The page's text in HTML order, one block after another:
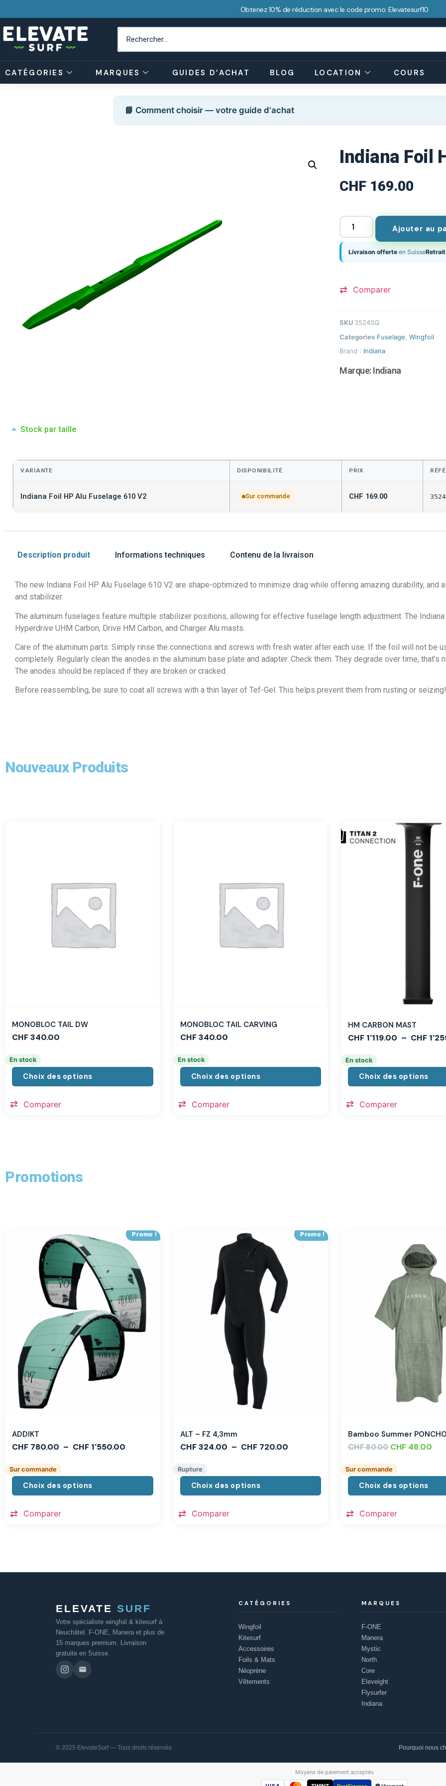
Obtenez 10% de réduction avec le code promo: Elevatesurf10
CATÉGORIES MARQUES GUIDES D’ACHAT BLOG LOCATION COURS
📘 Comment choisir — votre guide d'achat
Indiana Foil
CHF 169.00
Ajouter au
Livraison offerte en SuisseRetrait
Comparer
SKU 3524SQ
Categories Fuselage, Wingfoil
Brand : Indiana
Marque:Indiana
Stock par taille
VARIANTE DISPONIBILITÉ PRIX
Indiana Foil HP Alu Fuselage 610 V2 Sur commande CHF 169.00
Description produit Informations techniques Contenu de la livraison
The new Indiana Foil HP Alu Fuselage 610 V2 are shape-optimized to minimize drag while offering amazing durability,
and stabilizer.
The aluminum fuselages feature multiple stabilizer positions, allowing for effective fuselage length adjustment. The
Hyperdrive UHM Carbon, Drive HM Carbon, and Charger Alu masts.
Care of the aluminum parts: Simply rinse the connections and screws with fresh water after each use. If the foil will not
completely. Regularly clean the anodes in the aluminum base plate and adapter. Check them. They degrade over time,
The anodes should be replaced if they are broken or cracked.
Before reassembling, be sure to coat all screws with a thin layer of Tef-Gel. This helps prevent them from rusting or seizing!
Nouveaux Produits
MONOBLOC TAIL DW
CHF340.00
En stock
Choix des options
Comparer
MONOBLOC TAIL CARVING
CHF340.00
En stock
Choix des options
Comparer
HM CARBON MAST
CHF 1'119.00 – CHF
En stock
Choix des options
Comparer
Promotions
Promo !
ADDIKT
CHF 780.00 – CHF 1'550.00
Sur commande
Choix des options
Comparer
Promo !
ALT – FZ 4,3mm
CHF324.00 – CHF720.00
Rupture
Choix des options
Comparer
Bamboo Summer
CHF80.00 CHF 48.00
Sur commande
Choix des options
Comparer
ELEVATE SURF
Votre spécialiste wingfoil & kitesurf à
Neuchâtel. F-ONE, Manera et plus de
15 marques premium. Livraison
gratuite en Suisse.
CATÉGORIES
Wingfoil
Kitesurf
Accessoires
Foils & Mats
Néoprène
Vêtements
MARQUES
F-ONE
Manera
Mystic
North
Core
Eleveight
Flysurfer
Indiana
© 2025 ElevateSurf — Tous droits réservés Pourquoi nous
Moyens de paiement acceptés